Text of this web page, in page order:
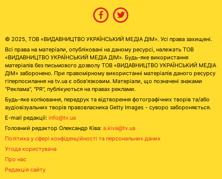
© 2025, ТОВ «ВИДАВНИЦТВО УКРАЇНСЬКИЙ МЕДІА ДІМ». Усі права захищені.
Всі права на матеріали, опубліковані на даному ресурсі, належать ТОВ
«ВИДАВНИЦТВО УКРАЇНСЬКИЙ МЕДІА ДІМ». Будь-яке використання
матеріалів без письмового дозволу ТОВ «ВИДАВНИЦТВО УКРАЇНСЬКИЙ МЕДІА
ДІМ» заборонено. При правомірному використанні матеріалів даного ресурсу
гіперпосилання на tv.ua є обов'язковим. Матеріали, що позначені знаками
"Реклама", "PR", публікуються на правах реклами.
Будь-яке копіювання, передрук та відтворення фотографічних творів та/або
аудіовізуальних творів правовласника Getty Images - суворо забороняється.
E-mail редакції: info@tv.ua
Головний редактор Олександр Ківа: a.kiva@tv.ua
Політика у сфері конфіденційності та персональних даних
Угода користувача
Про нас
Редакція сайту